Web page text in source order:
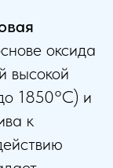
оксида
высокой
1850°C) и
к